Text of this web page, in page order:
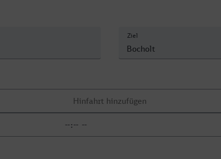
Ziel